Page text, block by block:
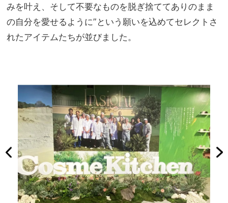
みを叶え、そして不要なものを脱ぎ捨ててありのまま
の自分を愛せるように”という願いを込めてセレクトさ
れたアイテムたちが並びました。